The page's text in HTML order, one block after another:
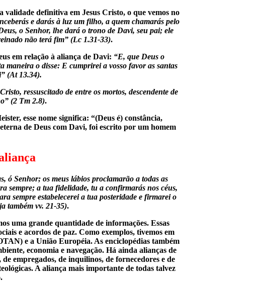
validade definitiva em Jesus Cristo, o que vemos no
e darás à luz um filho, a quem chamarás pelo
o Senhor, lhe dará o trono de Davi, seu pai; ele
não terá fim” (Lc 1.31-33).
em relação à aliança de Davi: “E, que Deus o
maneira o disse: E cumprirei a vosso favor as santas
(At 13.34).
ressuscitado de entre os mortos, descendente de
(2 Tm 2.8).
esse nome significa: “(Deus é) constância,
de Deus com Davi, foi escrito por um homem
ó Senhor; os meus lábios proclamarão a todas as
sempre; a tua fidelidade, tu a confirmarás nos céus,
sempre estabelecerei a tua posteridade e firmarei o
também vv. 21-35).
uma grande quantidade de informações. Essas
e acordos de paz. Como exemplos, tivemos em
e a União Européia. As enciclopédias também
economia e navegação. Há ainda alianças de
empregados, de inquilinos, de fornecedores e de
A aliança mais importante de todas talvez